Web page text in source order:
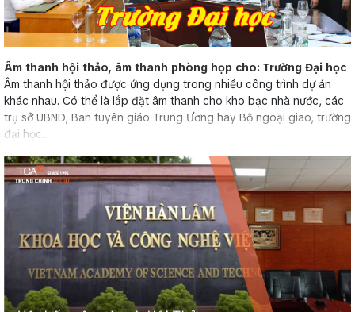
Âm thanh hội thảo, âm thanh phòng họp cho: Trường Đại học
Âm thanh hội thảo được ứng dụng trong nhiều công trình dự án
khác nhau. Có thể là lắp đặt âm thanh cho kho bạc nhà nước, các
trụ sở UBND, Ban tuyên giáo Trung Ương hay Bộ ngoại giao, trường
đại học...